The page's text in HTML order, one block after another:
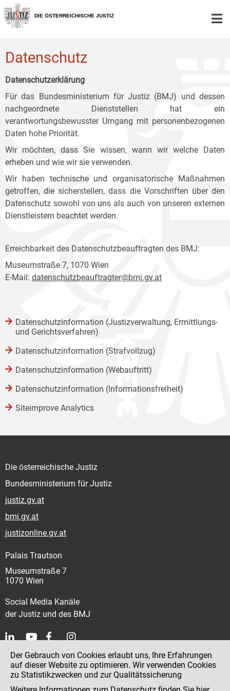
Zur
Hauptnavigation
[1]
Zum
Inhalt
[2]
Zum
Untermenü
[3]
DIE ÖSTERREICHISCHE JUSTIZ
Datenschutz
Datenschutzerklärung
Für das Bundesministerium für Justiz (BMJ) und dessen
nachgeordnete Dienststellen hat ein
verantwortungsbewusster Umgang mit personenbezogenen
Daten hohe Priorität.
Wir möchten, dass Sie wissen, wann wir welche Daten
erheben und wie wir sie verwenden.
Wir haben technische und organisatorische Maßnahmen
getroffen, die sicherstellen, dass die Vorschriften über den
Datenschutz sowohl von uns als auch von unseren externen
Dienstleistern beachtet werden.
Erreichbarkeit des Datenschutzbeauftragten des BMJ:
Museumstraße 7, 1070 Wien
E-Mail: datenschutzbeauftragter@bmj.gv.at
Datenschutzinformation (Justizverwaltung, Ermittlungs-
und Gerichtsverfahren)
Datenschutzinformation (Strafvollzug)
Datenschutzinformation (Webauftritt)
Datenschutzinformation (Informationsfreiheit)
Siteimprove Analytics
Die österreichische Justiz
Bundesministerium für Justiz
justiz.gv.at
bmj.gv.at
justizonline.gv.at
Palais Trautson
Museumstraße 7
1070 Wien
Social Media Kanäle
der Justiz und des BMJ
Kontakt
Impressum
Der Gebrauch von Cookies erlaubt uns, Ihre Erfahrungen
auf dieser Website zu optimieren. Wir verwenden Cookies
zu Statistikzwecken und zur Qualitätssicherung